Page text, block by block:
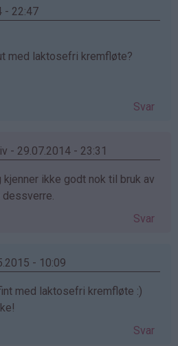
- 22:47
med laktosefri kremfløte?
Svar
- 29.07.2014 - 23:31
kjenner ikke godt nok til bruk av
Svar
- 10:09
med laktosefri kremfløte :)
Svar